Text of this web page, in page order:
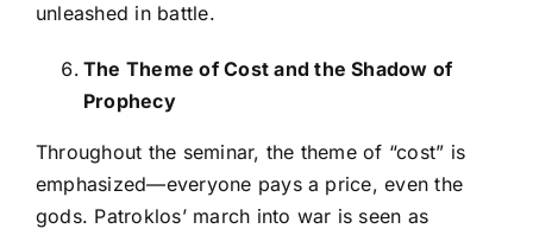
unleashed in battle.
The Theme of Cost and the Shadow of
Prophecy
Throughout the seminar, the theme of “cost” is
emphasized—everyone pays a price, even the
gods. Patroklos’ march into war is seen as